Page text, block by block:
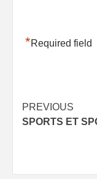
*Required field
Post
PREVIOUS
SPORTS ET